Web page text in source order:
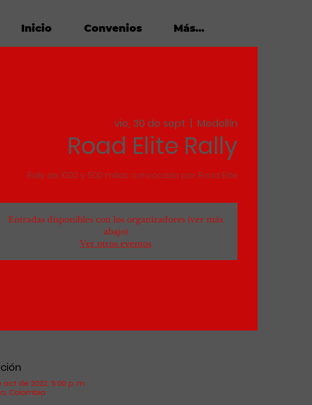
Inicio Convenios Más...
vie, 30 de sept
  |
Medellín
Road Elite Rally
Rally de 1000 y 500 millas convocado por Road Elite
Entradas disponibles con los organizadores (ver más
abajo)
Ver otros eventos
de 2022, 5:00 p. m.
Colombia